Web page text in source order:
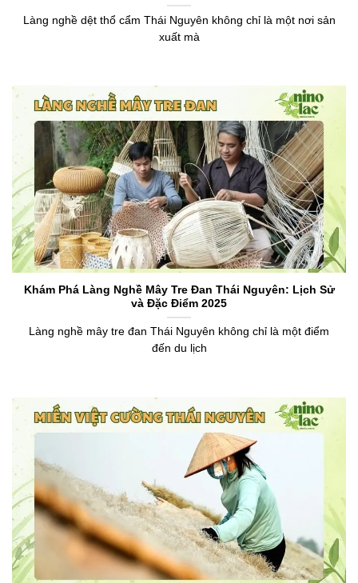
Làng nghề dệt thổ cẩm Thái Nguyên không chỉ là một nơi sản
xuất mà
Khám Phá Làng Nghề Mây Tre Đan Thái Nguyên: Lịch Sử
và Đặc Điểm 2025
Làng nghề mây tre đan Thái Nguyên không chỉ là một điểm
đến du lịch